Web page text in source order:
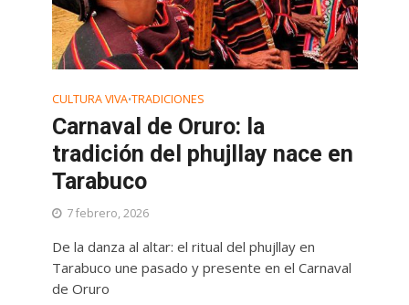
CULTURA VIVA•TRADICIONES
Carnaval de Oruro: la
tradición del phujllay nace en
Tarabuco
7 febrero, 2026
De la danza al altar: el ritual del phujllay en
Tarabuco une pasado y presente en el Carnaval
de Oruro